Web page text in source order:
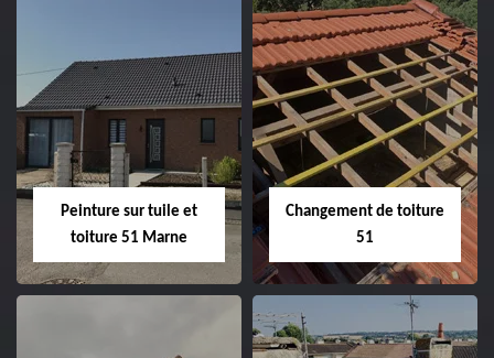
Peintre et peinture
de façade 51
Hydrofuge toiture
51
Peinture sur tuile et
toiture 51 Marne
Changement de toiture
51